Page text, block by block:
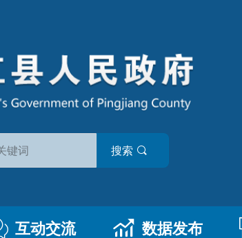
搜索
互动交流 数据发布